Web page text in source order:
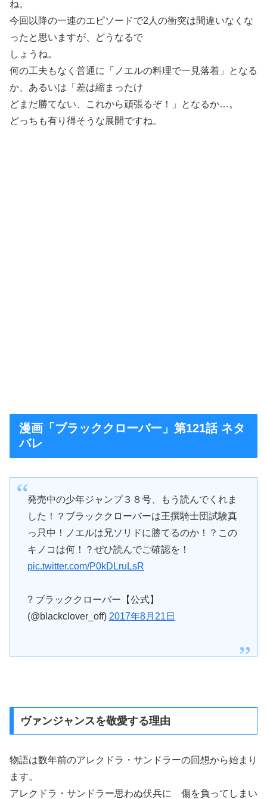
ね。
今回以降の一連のエピソードで2人の衝突は間違いなくな
ったと思いますが、どうなるで
しょうね。
何の工夫もなく普通に「ノエルの料理で一見落着」となる
か、あるいは「差は縮まったけ
どまだ勝てない、これから頑張るぞ！」となるか…。
どっちも有り得そうな展開ですね。
漫画「ブラッククローバー」第121話 ネタ
バレ
発売中の少年ジャンプ３８号、もう読んでくれま
した！？ブラッククローバーは王撰騎士団試験真
っ只中！ノエルは兄ソリドに勝てるのか！？この
キノコは何！？ぜひ読んでご確認を！
pic.twitter.com/P0kDLruLsR
? ブラッククローバー【公式】
(@blackclover_off) 2017年8月21日
ヴァンジャンスを敬愛する理由
物語は数年前のアレクドラ・サンドラーの回想から始まり
ます。
アレクドラ・サンドラー思わぬ伏兵に 傷を負ってしまい